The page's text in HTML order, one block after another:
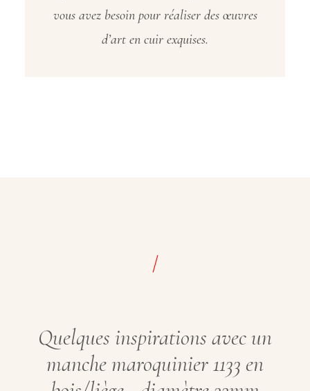
vous avez besoin pour réaliser des œuvres
d’art en cuir exquises.
/
Quelques inspirations avec un
manche maroquinier 1133 en